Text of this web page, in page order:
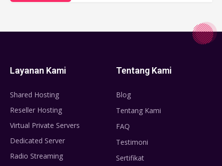
Layanan Kami
Shared Hosting
Reseller Hosting
Virtual Private Servers
Dedicated Server
Radio Streaming
Tentang Kami
Blog
Tentang Kami
FAQ
Testimoni
Sertifikat